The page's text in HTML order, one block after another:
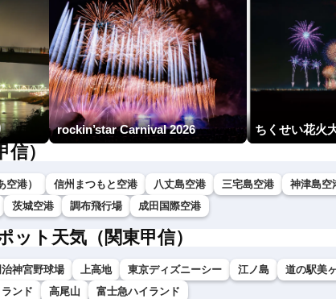
rockin’star Carnival 2026 ちくせい花火
）
港） 信州まつもと空港 八丈島空港 三宅島空港 神津島空
茨城空港 調布飛行場 成田国際空港
ット天気（関東甲信）
神宮野球場 上高地 東京ディズニーシー 江ノ島
道の駅美
ンド 高尾山 富士急ハイランド